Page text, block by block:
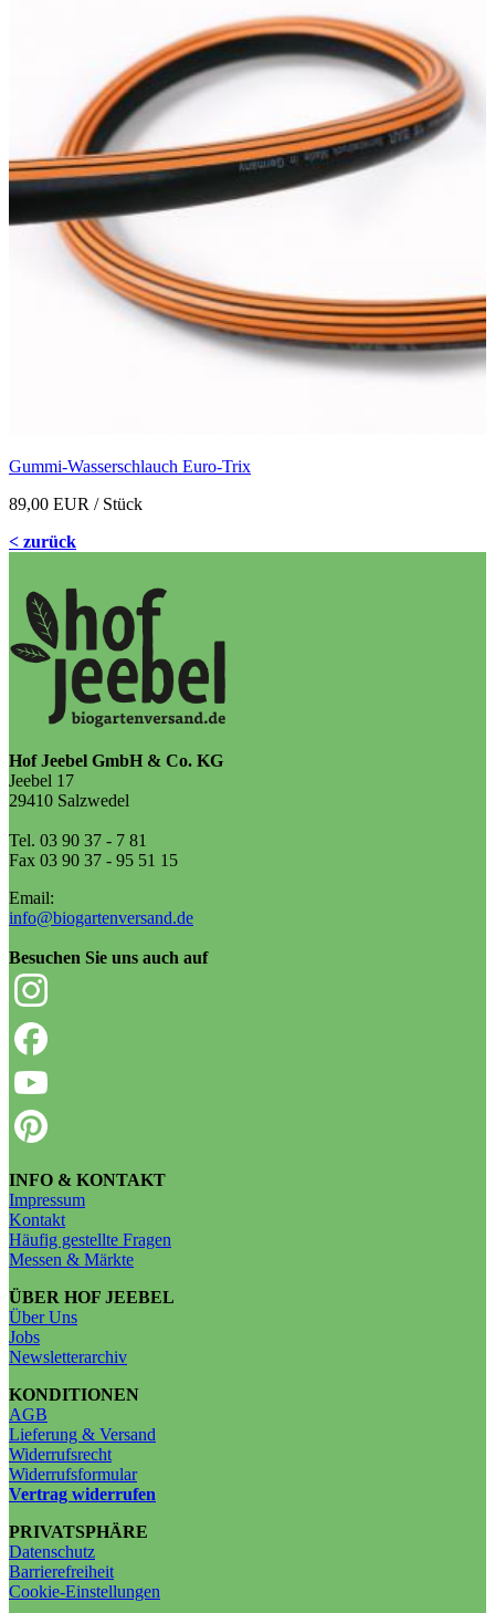
Gummi-Wasserschlauch Euro-Trix
89,00 EUR / Stück
< zurück
Hof Jeebel GmbH & Co. KG
Jeebel 17
29410 Salzwedel
Tel. 03 90 37 - 7 81
Fax 03 90 37 - 95 51 15
Email:
info@biogartenversand.de
Besuchen Sie uns auch auf
INFO & KONTAKT
Impressum
Kontakt
Häufig gestellte Fragen
Messen & Märkte
ÜBER HOF JEEBEL
Über Uns
Jobs
Newsletterarchiv
KONDITIONEN
AGB
Lieferung & Versand
Widerrufsrecht
Widerrufsformular
Vertrag widerrufen
PRIVATSPHÄRE
Datenschutz
Barrierefreiheit
Cookie-Einstellungen